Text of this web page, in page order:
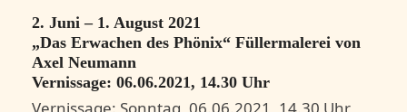
2. Juni – 1. August 2021
„Das Erwachen des Phönix“ Füllermalerei von
Axel Neumann
Vernissage: 06.06.2021, 14.30 Uhr